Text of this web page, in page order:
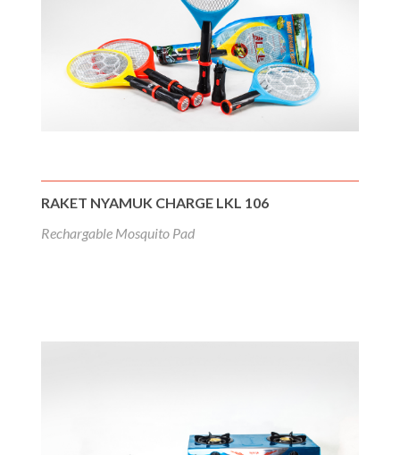
RAKET NYAMUK CHARGE LKL 106
Rechargable Mosquito Pad